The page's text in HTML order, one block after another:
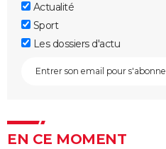
Actualité
Sport
Les dossiers d'actu
EN CE MOMENT